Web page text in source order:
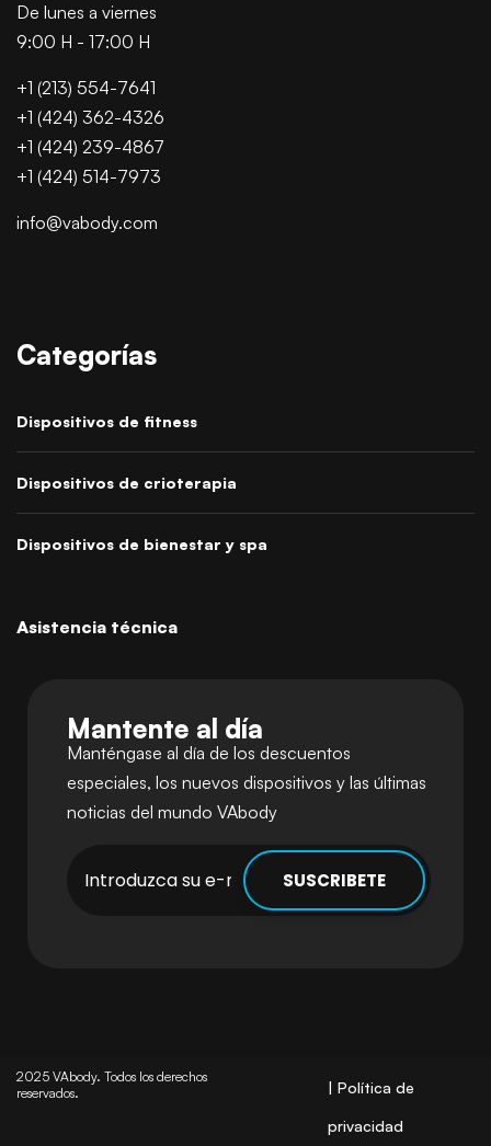
De lunes a viernes
9:00 H - 17:00 H
+1 (213) 554-7641
+1 (424) 362-4326
+1 (424) 239-4867
+1 (424) 514-7973
info@vabody.com
Categorías
Dispositivos de fitness
Dispositivos de crioterapia
Dispositivos de bienestar y spa
Asistencia técnica
Mantente al día
Manténgase al día de los descuentos
especiales, los nuevos dispositivos y las últimas
noticias del mundo VAbody
2025 VAbody. Todos los derechos
reservados.
| Política de
privacidad